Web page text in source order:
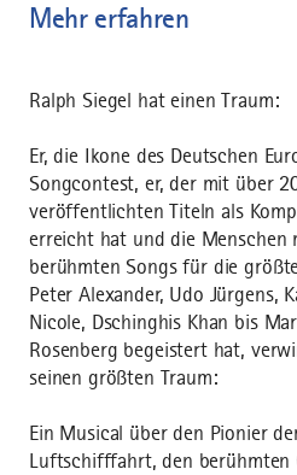
Mehr erfahren
Ralph Siegel hat einen Traum:
Er, die Ikone des Deutschen
Songcontest, er, der mit über
veröffentlichten Titeln als
erreicht hat und die Menschen
berühmten Songs für die
Peter Alexander, Udo Jürgens,
Nicole, Dschinghis Khan bis
Rosenberg begeistert hat,
seinen größten Traum:
Ein Musical über den Pionier
Luftschifffahrt, den berühmten